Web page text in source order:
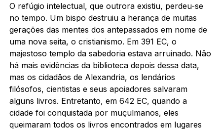
O refúgio intelectual, que outrora existiu, perdeu-se
no tempo. Um bispo destruiu a herança de muitas
gerações das mentes dos antepassados em nome de
uma nova seita, o cristianismo. Em 391 EC, o
majestoso templo da sabedoria estava arruinado. Não
há mais evidências da biblioteca depois dessa data,
mas os cidadãos de Alexandria, os lendários
filósofos, cientistas e seus apoiadores salvaram
alguns livros. Entretanto, em 642 EC, quando a
cidade foi conquistada por muçulmanos, eles
queimaram todos os livros encontrados em lugares